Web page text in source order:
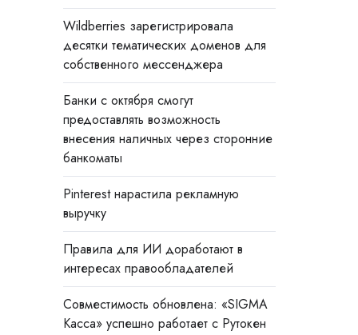
Wildberries зарегистрировала
десятки тематических доменов для
собственного мессенджера
Банки с октября смогут
предоставлять возможность
внесения наличных через сторонние
банкоматы
Pinterest нарастила рекламную
выручку
Правила для ИИ доработают в
интересах правообладателей
Совместимость обновлена: «SIGMA
Касса» успешно работает с Рутокен